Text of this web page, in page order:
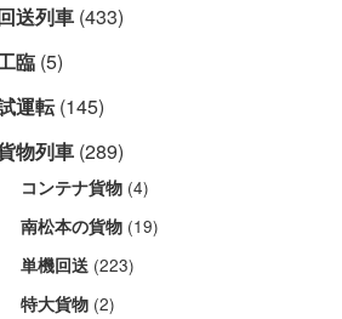
送列車 (433)
臨 (5)
運転(145)
物列車 (289)
コンテナ貨物 (4)
南松本の貨物 (19)
単機回送 (223)
特大貨物 (2)